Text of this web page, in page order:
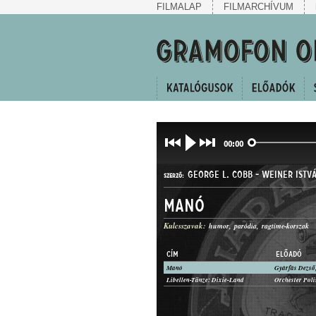
FILMALAP FILMARCHÍVUM
00:00
SZERZŐ: GEORGE L. COBB-WEINER
MŰFAJ: KUPLÉ
Manó
Kulcsszavak: humor paródia ragtime-korszak
CÍM ELŐADÓ
Manó Gyárfás
Libellen-Tänze: Dixie-Land
Orchester